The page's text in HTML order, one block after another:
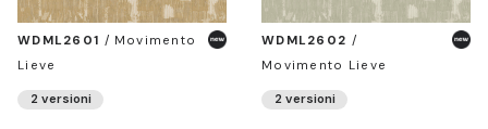
WDML2601 / Movimento
Lieve
2 versioni
WDML2602 /
Movimento Lieve
2 versioni